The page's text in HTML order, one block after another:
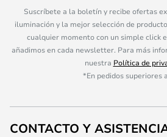
Suscríbete a la boletín y recibe ofertas
iluminación y la mejor selección de
cualquier momento con un simple click
añadimos en cada newsletter. Para más
nuestra Política de
*En pedidos superiores
CONTACTO Y